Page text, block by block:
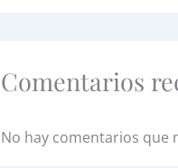
Comentarios
No hay comentarios que